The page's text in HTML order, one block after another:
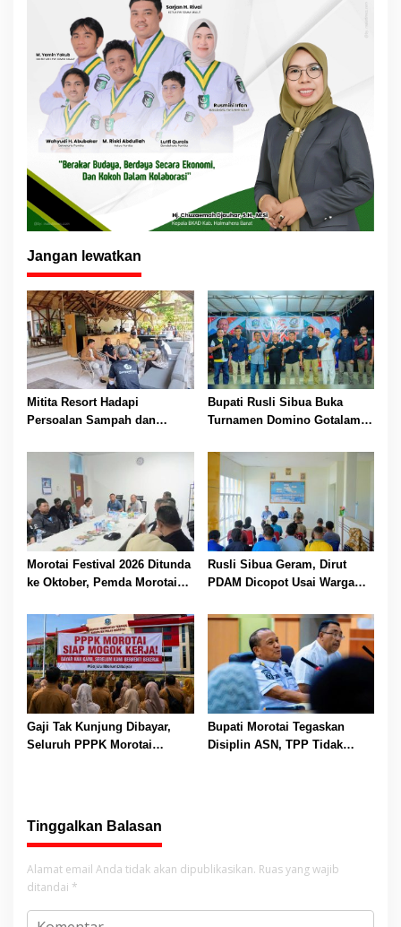
Jangan lewatkan
Mitita Resort Hadapi
Persoalan Sampah dan
Bertindak
Bupati Rusli Sibua Buka
Turnamen Domino Gotalamo
Morotai Festival 2026 Ditunda
ke Oktober, Pemda Morotai
Wisatawan
Rusli Sibua Geram, Dirut
PDAM Dicopot Usai Warga
Gaji Tak Kunjung Dibayar,
Seluruh PPPK Morotai
Bupati Morotai Tegaskan
Disiplin ASN, TPP Tidak
Tinggalkan Balasan
Alamat email Anda tidak akan dipublikasikan. Ruas yang wajib
ditandai *